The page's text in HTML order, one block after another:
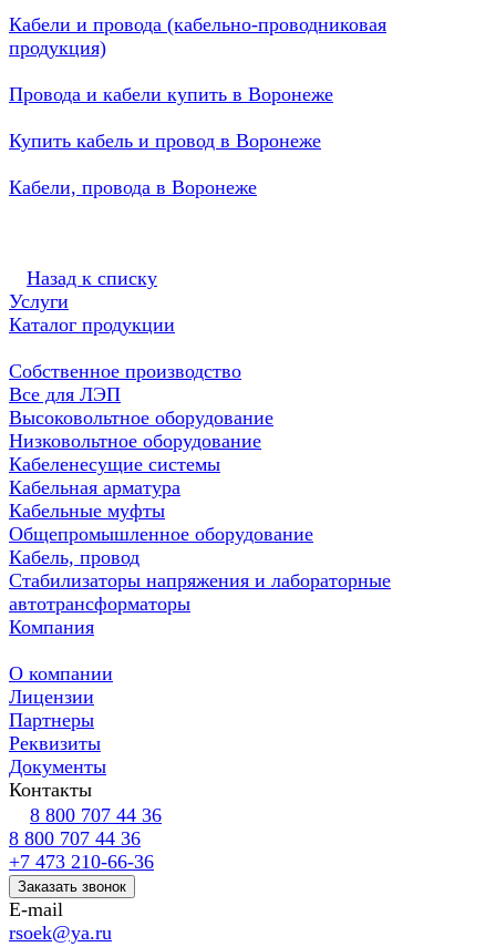
Кабели и провода (кабельно-проводниковая
продукция)
Провода и кабели купить в Воронеже
Купить кабель и провод в Воронеже
Кабели, провода в Воронеже
Назад к списку
Услуги
Каталог продукции
Собственное производство
Все для ЛЭП
Высоковольтное оборудование
Низковольтное оборудование
Кабеленесущие системы
Кабельная арматура
Кабельные муфты
Общепромышленное оборудование
Кабель, провод
Стабилизаторы напряжения и лабораторные
автотрансформаторы
Компания
О компании
Лицензии
Партнеры
Реквизиты
Документы
Контакты
8 800 707 44 36
8 800 707 44 36
+7 473 210-66-36
Заказать звонок
E-mail
rsoek@ya.ru